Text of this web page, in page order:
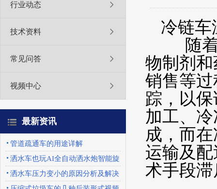
行业动态
技术资料
常见问答
视频中心
最新资讯
管道疏通车的用途详解
洒水车也玩AI全自动洒水炮智能旋
转喷头优势特点
洒水车压力变小的原因分析及解决
冷链车
随着
物制剂
销售等
踪，以
加工、
成，而
运输及
术手段